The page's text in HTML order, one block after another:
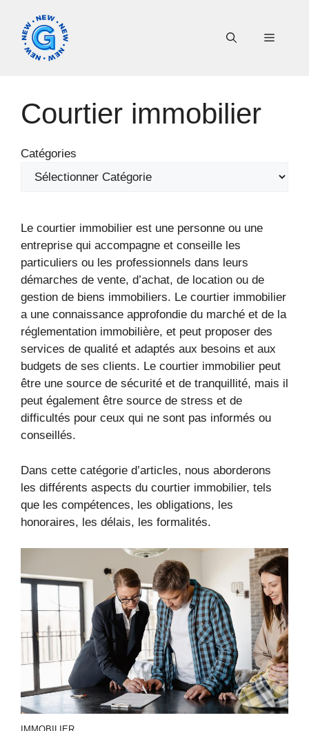
contenu
Menu
Courtier immobilier
Catégories
Le courtier immobilier est une personne ou une
entreprise qui accompagne et conseille les
particuliers ou les professionnels dans leurs
démarches de vente, d’achat, de location ou de
gestion de biens immobiliers. Le courtier immobilier
a une connaissance approfondie du marché et de la
réglementation immobilière, et peut proposer des
services de qualité et adaptés aux besoins et aux
budgets de ses clients. Le courtier immobilier peut
être une source de sécurité et de tranquillité, mais il
peut également être source de stress et de
difficultés pour ceux qui ne sont pas informés ou
conseillés.
Dans cette catégorie d’articles, nous aborderons
les différents aspects du courtier immobilier, tels
que les compétences, les obligations, les
honoraires, les délais, les formalités.